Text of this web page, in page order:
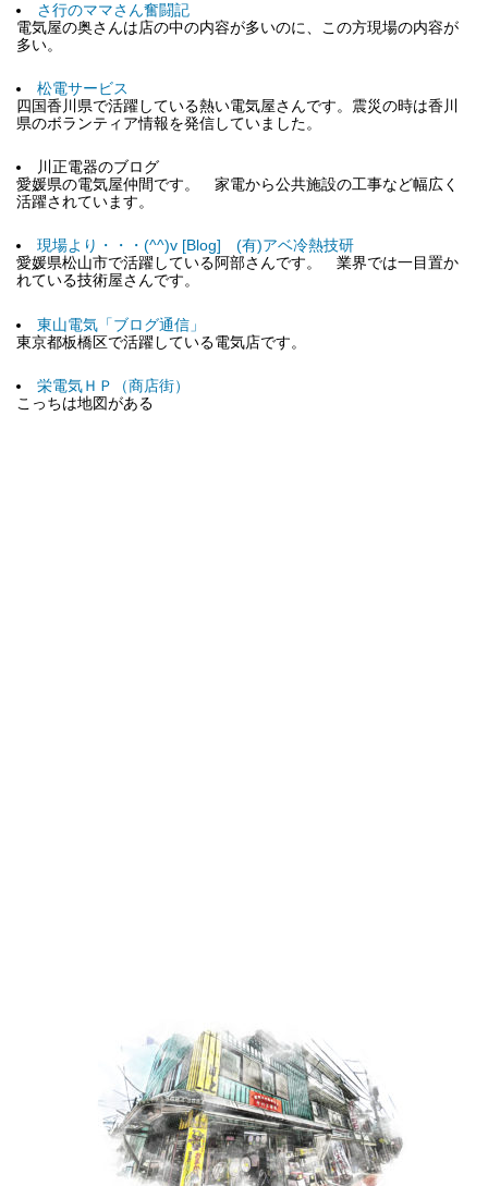
さ行のママさん奮闘記
電気屋の奥さんは店の中の内容が多いのに、この方現場の内容が
多い。
松電サービス
四国香川県で活躍している熱い電気屋さんです。震災の時は香川
県のボランティア情報を発信していました。
川正電器のブログ
愛媛県の電気屋仲間です。 家電から公共施設の工事など幅広く
活躍されています。
現場より・・・(^^)v [Blog] (有)アベ冷熱技研
愛媛県松山市で活躍している阿部さんです。 業界では一目置か
れている技術屋さんです。
東山電気「ブログ通信」
東京都板橋区で活躍している電気店です。
栄電気ＨＰ（商店街）
こっちは地図がある